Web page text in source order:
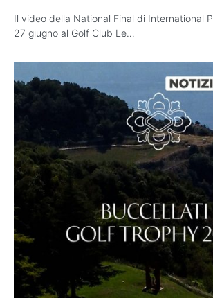
Il video della National Final di International
27 giugno al Golf Club Le…